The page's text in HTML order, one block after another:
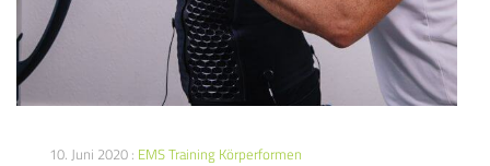
10. Juni 2020 : EMS Training Körperformen